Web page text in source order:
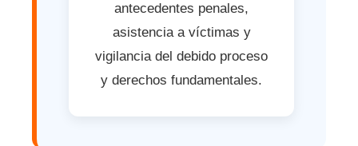
antecedentes penales,
asistencia a víctimas y
vigilancia del debido proceso
y derechos fundamentales.